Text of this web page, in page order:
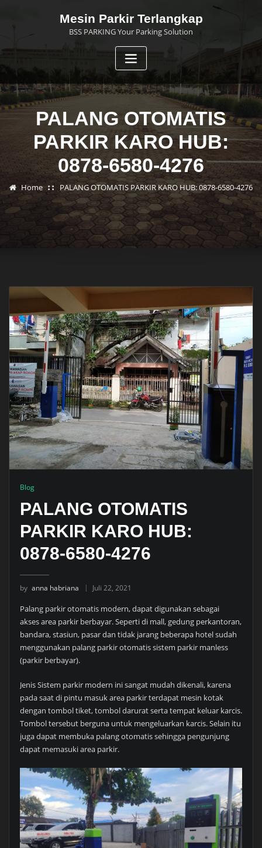
Mesin Parkir Terlangkap
BSS PARKING Your Parking Solution
PALANG OTOMATIS
PARKIR KARO HUB:
0878-6580-4276
Home PALANG OTOMATIS PARKIR KARO HUB: 0878-6580-4276
Blog
PALANG OTOMATIS
PARKIR KARO HUB:
0878-6580-4276
by anna habriana Juli 22, 2021
Palang parkir otomatis modern, dapat digunakan sebagai
akses area parkir berbayar. Seperti di mall, gedung perkantoran,
bandara, stasiun, pasar dan tidak jarang beberapa hotel sudah
menggunakan palang parkir otomatis sistem parkir manless
(parkir berbayar).
Jenis Sistem parkir modern ini sangat mudah dikenali, karena
pada saat di pintu masuk area parkir terdapat mesin kotak
dengan tombol tiket, tombol darurat serta tempat keluar karcis.
Tombol tersebut berguna untuk mengeluarkan karcis. Selain itu
juga dapat membuka palang otomatis sehingga pengunjung
dapat memasuki area parkir.